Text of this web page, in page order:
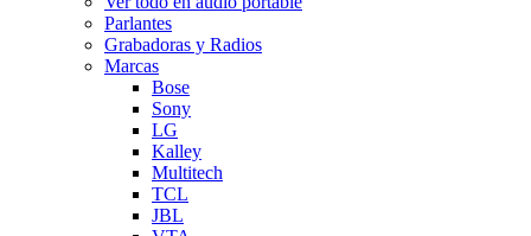
Parlantes
Grabadoras y Radios
Marcas
Bose
Sony
LG
Kalley
Multitech
TCL
JBL